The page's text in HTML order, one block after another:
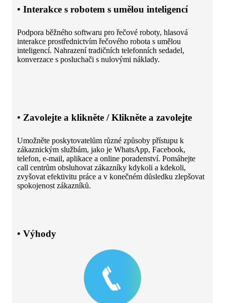
• Interakce s robotem s umělou inteligencí
Podpora běžného softwaru pro řečové roboty, hlasová
interakce prostřednictvím řečového robota s umělou
inteligencí. Nahrazení tradičních telefonních sedadel,
konverzace s posluchači s nulovými náklady.
• Zavolejte a klikněte / Klikněte a zavolejte
Umožněte poskytovatelům různé způsoby přístupu k
zákaznickým službám, jako je WhatsApp, Facebook,
telefon, e-mail, aplikace a online poradenství. Pomáhejte
call centrům obsluhovat zákazníky kdykoli a kdekoli,
zvyšovat efektivitu práce a v konečném důsledku zlepšovat
spokojenost zákazníků.
• Výhody